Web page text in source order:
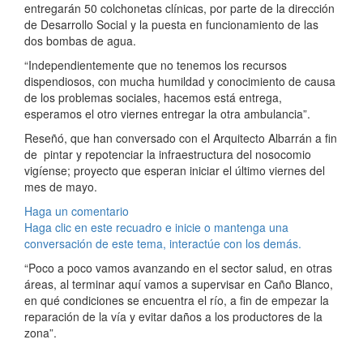
entregarán 50 colchonetas clínicas, por parte de la dirección
de Desarrollo Social y la puesta en funcionamiento de las
dos bombas de agua.
“Independientemente que no tenemos los recursos
dispendiosos, con mucha humildad y conocimiento de causa
de los problemas sociales, hacemos está entrega,
esperamos el otro viernes entregar la otra ambulancia”.
Reseñó, que han conversado con el Arquitecto Albarrán a fin
de pintar y repotenciar la infraestructura del nosocomio
vigíense; proyecto que esperan iniciar el último viernes del
mes de mayo.
Haga un comentario
Haga clic en este recuadro e inicie o mantenga una
conversación de este tema, interactúe con los demás.
“Poco a poco vamos avanzando en el sector salud, en otras
áreas, al terminar aquí vamos a supervisar en Caño Blanco,
en qué condiciones se encuentra el río, a fin de empezar la
reparación de la vía y evitar daños a los productores de la
zona”.